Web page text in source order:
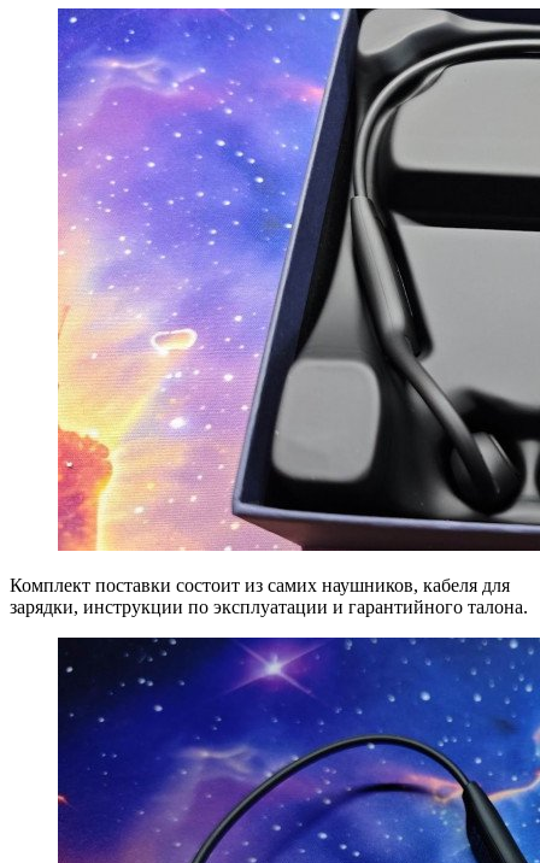
Комплект поставки состоит из самих наушников, кабеля для
зарядки, инструкции по эксплуатации и гарантийного талона.